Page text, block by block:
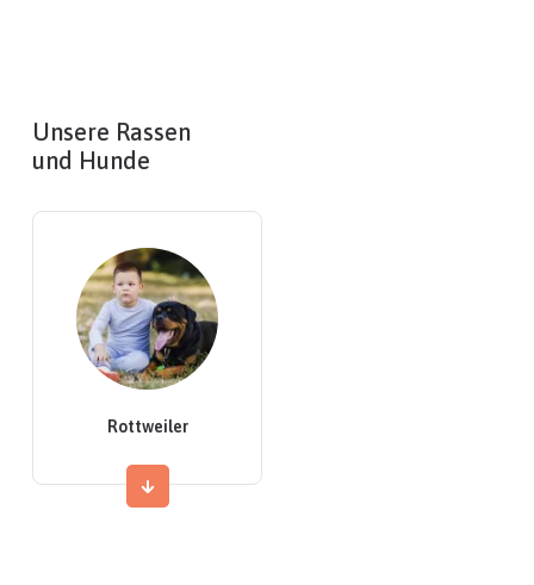
Unsere Rassen
und Hunde
Rottweiler